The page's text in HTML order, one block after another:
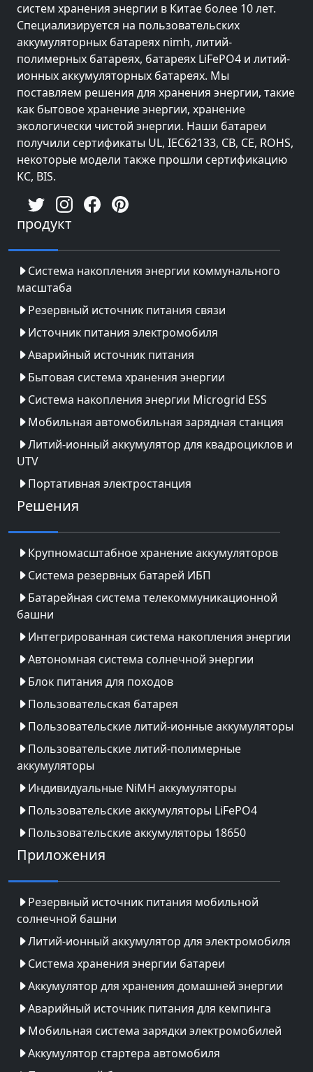
систем хранения энергии в Китае более 10 лет.
Специализируется на пользовательских
аккумуляторных батареях nimh, литий-
полимерных батареях, батареях LiFePO4 и литий-
ионных аккумуляторных батареях. Мы
поставляем решения для хранения энергии, такие
как бытовое хранение энергии, хранение
экологически чистой энергии. Наши батареи
получили сертификаты UL, IEC62133, CB, CE, ROHS,
некоторые модели также прошли сертификацию
KC, BIS.
продукт
Система накопления энергии коммунального
масштаба
Резервный источник питания связи
Источник питания электромобиля
Аварийный источник питания
Бытовая система хранения энергии
Система накопления энергии Microgrid ESS
Мобильная автомобильная зарядная станция
Литий-ионный аккумулятор для квадроциклов и
UTV
Портативная электростанция
Решения
Крупномасштабное хранение аккумуляторов
Система резервных батарей ИБП
Батарейная система телекоммуникационной
башни
Интегрированная система накопления энергии
Автономная система солнечной энергии
Блок питания для походов
Пользовательская батарея
Пользовательские литий-ионные аккумуляторы
Пользовательские литий-полимерные
аккумуляторы
Индивидуальные NiMH аккумуляторы
Пользовательские аккумуляторы LiFePO4
Пользовательские аккумуляторы 18650
Приложения
Резервный источник питания мобильной
солнечной башни
Литий-ионный аккумулятор для электромобиля
Система хранения энергии батареи
Аккумулятор для хранения домашней энергии
Аварийный источник питания для кемпинга
Мобильная система зарядки электромобилей
Аккумулятор стартера автомобиля